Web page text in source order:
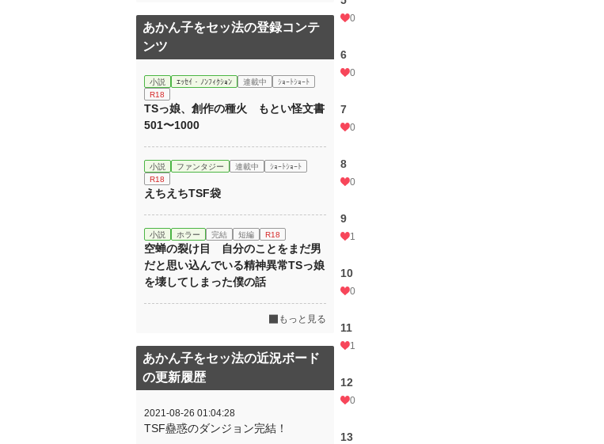
0
6
0
7
0
8
0
9
1
10
0
11
1
12
0
13
あかん子をセッ法の登録コンテ
ンツ
小説 ｴｯｾｲ・ﾉﾝﾌｨｸｼｮﾝ 連載中
ｼｮｰﾄｼｮｰﾄ
R18
TSっ娘、創作の種火 もとい怪文書
501〜1000
小説 ファンタジー 連載中
ｼｮｰﾄｼｮｰﾄ
R18
えちえちTSF袋
小説 ホラー 完結 短編 R18
空蝉の裂け目 自分のことをまだ男
だと思い込んでいる精神異常TSっ娘
を壊してしまった僕の話
もっと見る
あかん子をセッ法の近況ボード
の更新履歴
2021-08-26 01:04:28
TSF蠱惑のダンジョン完結！